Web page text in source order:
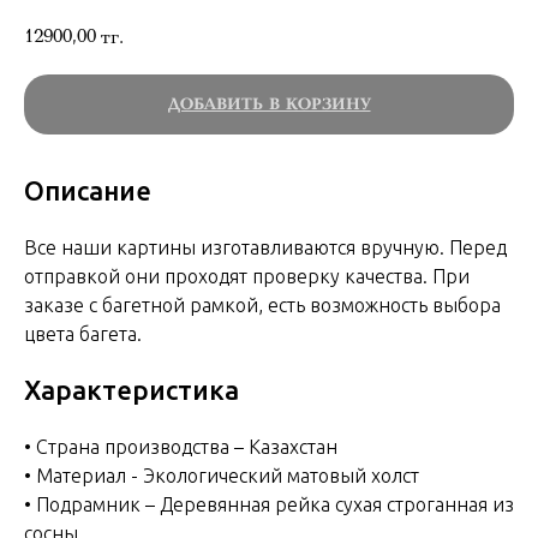
12900,00 тг.
ДОБАВИТЬ В КОРЗИНУ
Описание
Все наши картины изготавливаются вручную. Перед
отправкой они проходят проверку качества. При
заказе с багетной рамкой, есть возможность выбора
цвета багета.
Характеристика
• Страна производства – Казахстан
• Материал - Экологический матовый холст
• Подрамник – Деревянная рейка сухая строганная из
сосны